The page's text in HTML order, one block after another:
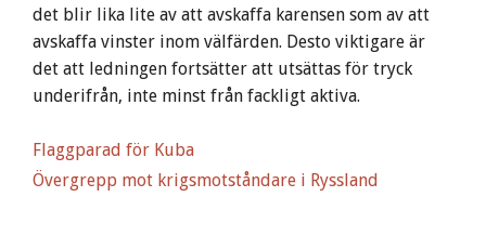
det blir lika lite av att avskaffa karensen som av att
avskaffa vinster inom välfärden. Desto viktigare är
det att ledningen fortsätter att utsättas för tryck
underifrån, inte minst från fackligt aktiva.
Flaggparad för Kuba
Övergrepp mot krigsmotståndare i Ryssland